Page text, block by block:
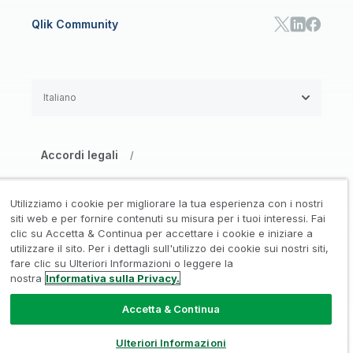
Qlik Community
Accordi legali /
Marchi registrati / Affidabilità /
Condizioni d’uso /
Non condividere le mie informazioni
© 1993-2026 QlikTech International
AB, Tutti i diritti riservati
Italiano
Utilizziamo i cookie per migliorare la tua esperienza con i nostri
siti web e per fornire contenuti su misura per i tuoi interessi. Fai
clic su Accetta & Continua per accettare i cookie e iniziare a
utilizzare il sito. Per i dettagli sull'utilizzo dei cookie sui nostri siti,
fare clic su Ulteriori Informazioni o leggere la
nostra Informativa sulla Privacy.
Accetta & Continua
Ulteriori Informazioni